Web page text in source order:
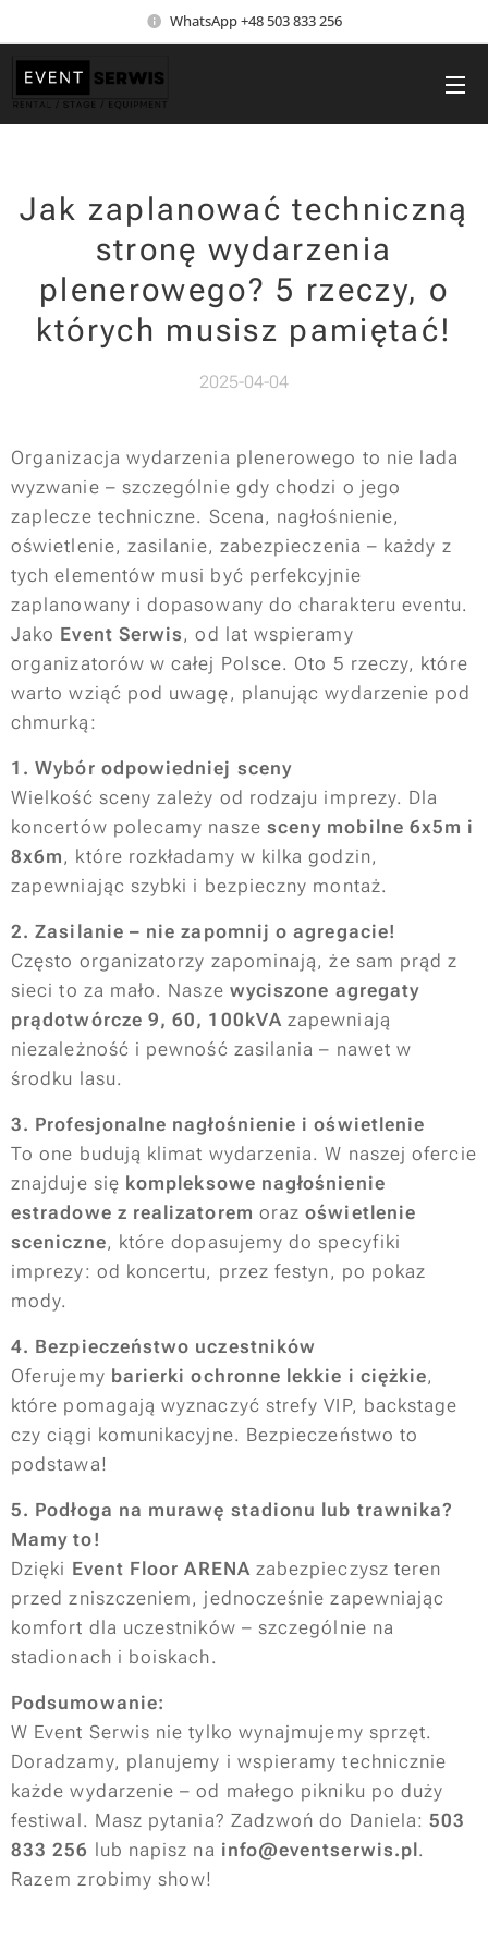
WhatsApp +48 503 833 256
Jak zaplanować techniczną
stronę wydarzenia
plenerowego? 5 rzeczy, o
których musisz pamiętać!
2025-04-04
Organizacja wydarzenia plenerowego to nie lada
wyzwanie – szczególnie gdy chodzi o jego
zaplecze techniczne. Scena, nagłośnienie,
oświetlenie, zasilanie, zabezpieczenia – każdy z
tych elementów musi być perfekcyjnie
zaplanowany i dopasowany do charakteru eventu.
Jako Event Serwis, od lat wspieramy
organizatorów w całej Polsce. Oto 5 rzeczy, które
warto wziąć pod uwagę, planując wydarzenie pod
chmurką:
1. Wybór odpowiedniej sceny
Wielkość sceny zależy od rodzaju imprezy. Dla
koncertów polecamy nasze sceny mobilne 6x5m i
8x6m, które rozkładamy w kilka godzin,
zapewniając szybki i bezpieczny montaż.
2. Zasilanie – nie zapomnij o agregacie!
Często organizatorzy zapominają, że sam prąd z
sieci to za mało. Nasze wyciszone agregaty
prądotwórcze 9, 60, 100kVAzapewniają
niezależność i pewność zasilania – nawet w
środku lasu.
3. Profesjonalne nagłośnienie i oświetlenie
To one budują klimat wydarzenia. W naszej ofercie
znajduje się kompleksowe nagłośnienie
estradowe z realizatorem orazoświetlenie
sceniczne, które dopasujemy do specyfiki
imprezy: od koncertu, przez festyn, po pokaz
mody.
4. Bezpieczeństwo uczestników
Oferujemy barierki ochronne lekkie i ciężkie,
które pomagają wyznaczyć strefy VIP, backstage
czy ciągi komunikacyjne. Bezpieczeństwo to
podstawa!
5. Podłoga na murawę stadionu lub trawnika?
Mamy to!
Dzięki Event Floor ARENAzabezpieczysz teren
przed zniszczeniem, jednocześnie zapewniając
komfort dla uczestników – szczególnie na
stadionach i boiskach.
Podsumowanie:
W Event Serwis nie tylko wynajmujemy sprzęt.
Doradzamy, planujemy i wspieramy technicznie
każde wydarzenie – od małego pikniku po duży
festiwal. Masz pytania? Zadzwoń do Daniela:503
833 256 lub napisz na info@eventserwis.pl.
Razem zrobimy show!